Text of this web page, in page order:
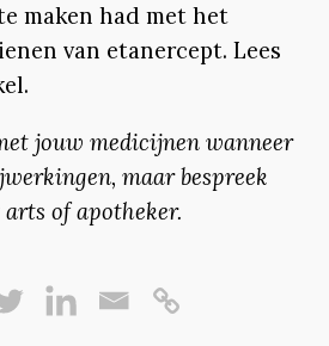
maken had met het
van etanercept. Lees
jouw medicijnen wanneer
maar bespreek
of apotheker.